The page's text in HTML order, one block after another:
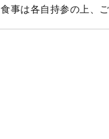
食事は各自持参の上、